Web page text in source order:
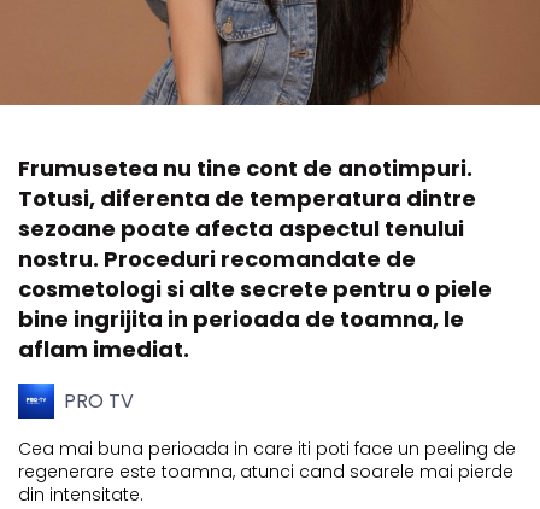
Frumusetea nu tine cont de anotimpuri.
Totusi, diferenta de temperatura dintre
sezoane poate afecta aspectul tenului
nostru. Proceduri recomandate de
cosmetologi si alte secrete pentru o piele
bine ingrijita in perioada de toamna, le
aflam imediat.
PRO TV
Cea mai buna perioada in care iti poti face un peeling de
regenerare este toamna, atunci cand soarele mai pierde
din intensitate.